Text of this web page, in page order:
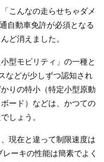
こんなの走らせちゃダメ
自動車免許が必須となる
ど消えました。
型モビリティ」の一種と
などが少しずつ認知され
りの特小（特定小型原動
ード）などは、かつての
しょう。
現在と違って制限速度は
ーキの性能は簡素でよく